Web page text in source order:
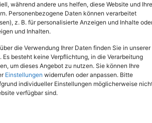
während andere uns helfen, diese Website und Ihre
Personenbezogene Daten können verarbeitet
z. B. für personalisierte Anzeigen und Inhalte
und Inhalten.
die Verwendung Ihrer Daten finden Sie in unserer
. Es besteht keine Verpflichtung, in die Verarbeitung
um dieses Angebot zu nutzen. Sie können Ihre
Einstellungen widerrufen oder anpassen. Bitte
individueller Einstellungen möglicherweise
verfügbar sind.
Alle Rechte vorbehalten.
77438info@tierheim-mayen.de
Pluns 1, 56727 Mayen